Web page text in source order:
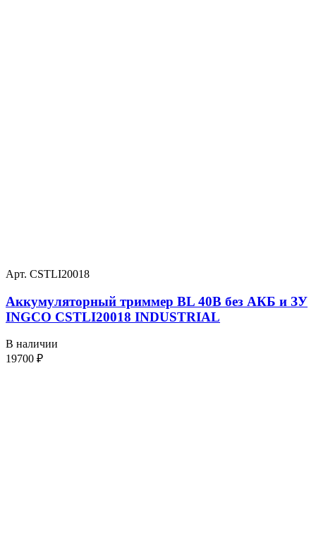
Арт. CSTLI20018
Аккумуляторный триммер BL 40В без АКБ и ЗУ
INGCO CSTLI20018 INDUSTRIAL
В наличии
19700 ₽